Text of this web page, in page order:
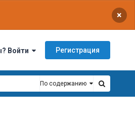
×
Войти Регистрация
По содержанию